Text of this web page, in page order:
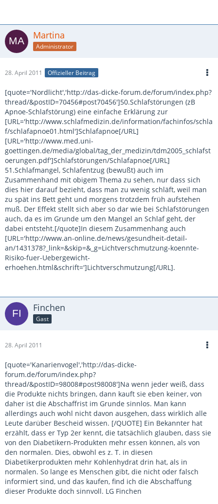
Martina
Administrator
28. April 2011 Offizieller Beitrag
[quote='Nordlicht','http://das-dicke-forum.de/forum/index.php?
thread/&postID=70456#post70456']50.Schlafstörungen (zB
Apnoe-Schlafstörung) eine einfache Erklärung zur
[URL='http://www.schlafmedizin.de/information/fachinfos/schla
f/schlafapnoe01.html']Schlafapnoe[/URL]
[URL='http://www.med.uni-
goettingen.de/media/global/tag_der_medizin/tdm2005_schlafst
oerungen.pdf']Schlafstörungen/Schlafapnoe[/URL]
51.Schlafmangel, Schlafentzug (bewußt) auch im
Zusammenhand mit obigem Thema zu sehen, nur dass sich
dies hier darauf bezieht, dass man zu wenig schläft, weil man
zu spät ins Bett geht und morgens trotzdem früh aufstehen
muß. Der Effekt stellt sich aber so dar wie bei Schlafstörungen
auch, da es im Grunde um den Mangel an Schlaf geht, der
dabei entsteht.[/quote]In diesem Zusammenhang auch
[URL='http://www.an-online.de/news/gesundheit-detail-
an/1431378?_link=&skip=&_g=Lichtverschmutzung-koennte-
Risiko-fuer-Uebergewicht-
erhoehen.html&schrift=']Lichtverschmutzung[/URL].
Finchen
Gast
28. April 2011
[quote='Kanarienvogel','http://das-dicke-
forum.de/forum/index.php?
thread/&postID=98008#post98008']Na wenn jeder weiß, dass
die Produkte nichts bringen, dann kauft sie eben keiner, von
daher ist die Abschaffrist im Grunde sinnlos. Man kann
allerdings auch wohl nicht davon ausgehen, dass wirklich alle
Leute darüber Bescheid wissen. [/QUOTE] Ein Bekannter hat
erzählt, dass er Typ 2er kennt, die tatsächlich glauben, dass sie
von den Diabetikern-Produkten mehr essen können, als von
den normalen. Dies, obwohl es z. T. in diesen
Diabetikerprodukten mehr Kohlenhydrat drin hat, als in
normalen. So lange es Menschen gibt, die nicht oder falsch
informiert sind, und das kaufen, find ich die Abschaffung
dieser Produkte doch sinnvoll. LG Finchen